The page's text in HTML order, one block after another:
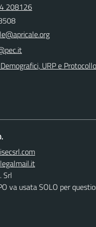
208126
URP e Protocollo
Srl
va usata SOLO per